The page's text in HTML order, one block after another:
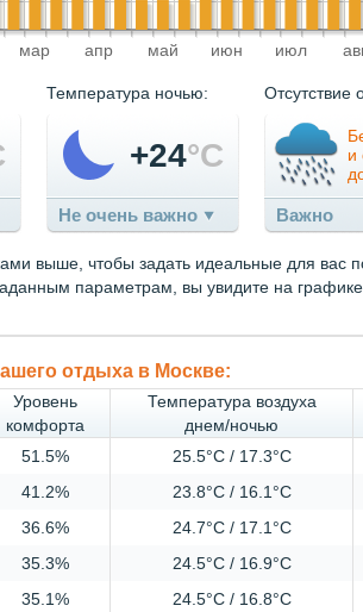
мар апр май июн июл
Температура ночью:
+24°C
Не очень важно
Отсутствие
и
Важно
выше, чтобы задать идеальные для вас
параметрам, вы увидите на
отдыха в Москве:
Уровень
комфорта
Температура воздуха
днем/ночью
51.5% 25.5°C / 17.3°C
41.2% 23.8°C / 16.1°C
36.6% 24.7°C / 17.1°C
35.3% 24.5°C / 16.9°C
35.1% 24.5°C / 16.8°C